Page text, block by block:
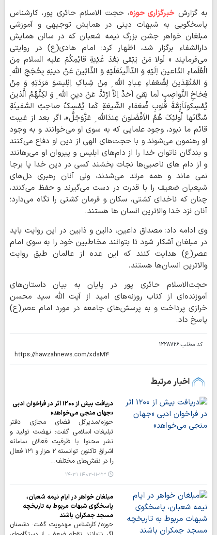
به گزارش خبرگزاری حوزه، حجت الاسلام حائری پور، کارشناس
پاسخگویی به شبهات دینی در همایش توجیهی و آموزشی
مبلغان خواهر جشن بزرگ نیمه شعبان که در سالن همایش
دارالشفاء برگزار شد، اظهار کرد: امام هادی(ع) در روایتی
می‌فرمایند « لَولا مَنْ یَبْقی بَعْدَ غَیْبَةِ قائِمِکُمْ علیه السلام مِنَ
الْعُلَماءِ الدّاعینَ اِلَیْهِ وَ الدّالّینَعَلَیْهِ وَ الذّابّینَ عَنْ دینِهِ بِحُجَجِ اللّه ِ
وَ المُنْقِذینَ لِضُعَفاءِ عِبادِ اللّه ِ مِنْ شِباکِ اِبْلیسَوَ مَرَدَتِهِ وَ مِنْ
فِخاخِ النَّواصِبِ لَما بَقیَ اَحَدٌ اِلاَّ ارْتَدَّ عَنْ دینِ اللّه ِ وَ لکِنَّهُمُ الَّذینَ
یُمْسِکونَاَزِمَّةَ قُلوبِ ضُعَفاءِ الشّیعَةِ کَما یُمْسِکُ صاحِبُ السَّفینَةِ
سُکّانَها اُولئِکَ هُمُ الاَفْضَلونَ عِندَاللّه ِ عَزَّوَجَلَّ»، اگر بعد از غیبت
قائم ما نبود، وجود علمایی که به سوی او می‏‌خوانند و به وجود
او رهنمون می‏‌شوند و با حجت‌های الهی از دین او دفاع می‏‌کنند
و بندگان ناتوان خدا را از دام‌های ابلیس و پیروان او می‏‌رهانند
و از دام های ناصبی‌ها نجات بخشند کسی در دین خدا پا برجا
نمی ماند و همه مرتد می‌شدند، ولی آنان رهبری دل‌های
شیعیان ضعیف را با قدرت در دست می‌گیرند و حفظ می‌کنند،
چنان که ناخدای کشتی، سکان و فرمان کشتی را نگاه می‌دارد؛
آنان نزد خدا والاترین انسان ها هستند.
وی ادامه داد: مصداق داعین، دالین و ذابین در این روایت باید
در مبلغان آشکار شود تا بتوانند مخاطبین خود را به سوی امام
عصر(ع) هدایت کنند که این عده از عالمان طبق روایت
والاترین انسان‌ها هستند.
حجت‌الاسلام حائری پور در پایان به بیان داستان‌های
آموزنده‌ای از کتاب روزنه‌های امید از آیت الله سید محسن
خرازی پرداخت و به پرسش‌های جامعه در مورد امام عصر(ع)
پاسخ داد.
کد مطلب:1228726
اخبار مرتبط
دریافت بیش از ۱۲۰۰ اثر در فراخوان ادبی
«جهان منجی می‌خواهد»
حوزه/مدیرکل فضای مجازی دفتر
تبلیغات اسلامی گفت: نهضت تولید و
نشر محتوا با ظرفیت فعالان سامانه
اشراق تاکنون توانسته ۲ هزار و ۱۲۱ فعال
را در نقش‌های مختلف…
۱۴۰۳-۱۱-۲۳ ۱۴:۳۱
مبلغان خواهر در ایام نیمه شعبان،
پاسخگوی شبهات مربوط به تاریخچه
مسجد جمکران باشند
حوزه/ کارشناس مهدویت گفت: دشمنان